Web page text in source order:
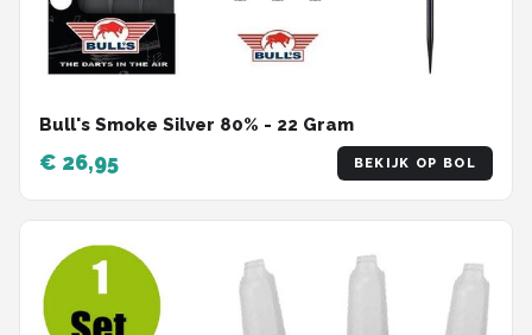
Bull's Smoke Silver 80% - 22 Gram
€ 26,95 BEKIJK OP BOL